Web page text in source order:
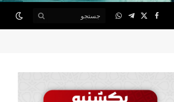
Facebook
X
(Twitter)
Telegram
WhatsApp